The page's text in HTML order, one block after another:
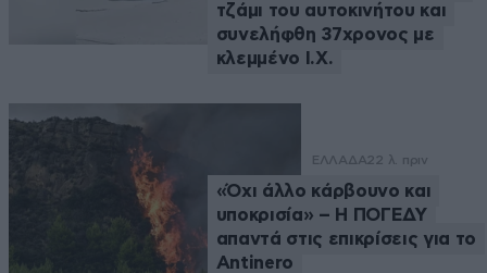
τζάμι του αυτοκινήτου και
συνελήφθη 37χρονος με
κλεμμένο Ι.Χ.
ΕΛΛΑΔΑ22 λ. πριν
«Όχι άλλο κάρβουνο και
υποκρισία» – Η ΠΟΓΕΔΥ
απαντά στις επικρίσεις για το
Antinero